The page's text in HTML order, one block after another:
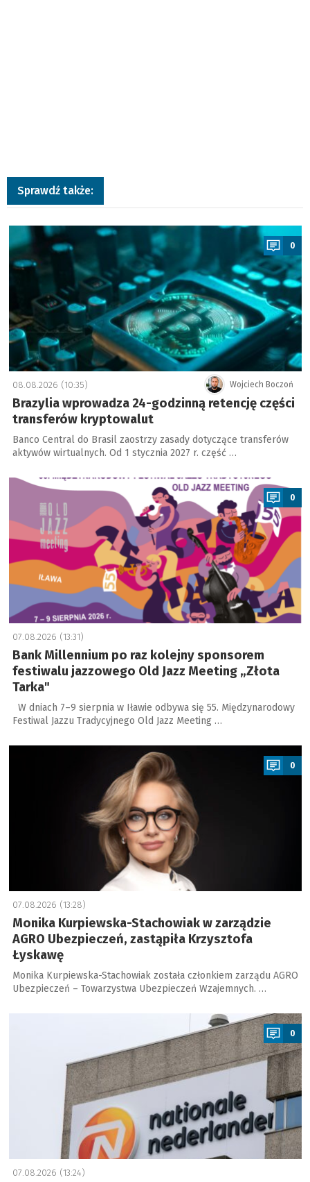
Sprawdź także:
a
0
Wojciech Boczoń
08.08.2026 (10:35)
Brazylia wprowadza 24-godzinną retencję części
transferów kryptowalut
Banco Central do Brasil zaostrzy zasady dotyczące transferów
aktywów wirtualnych. Od 1 stycznia 2027 r. część …
a
0
07.08.2026 (13:31)
Bank Millennium po raz kolejny sponsorem
festiwalu jazzowego Old Jazz Meeting „Złota
Tarka"
W dniach 7–9 sierpnia w Iławie odbywa się 55. Międzynarodowy
Festiwal Jazzu Tradycyjnego Old Jazz Meeting …
a
0
07.08.2026 (13:28)
Monika Kurpiewska-Stachowiak w zarządzie
AGRO Ubezpieczeń, zastąpiła Krzysztofa
Łyskawę
Monika Kurpiewska-Stachowiak została członkiem zarządu AGRO
Ubezpieczeń – Towarzystwa Ubezpieczeń Wzajemnych. …
0
07.08.2026 (13:24)